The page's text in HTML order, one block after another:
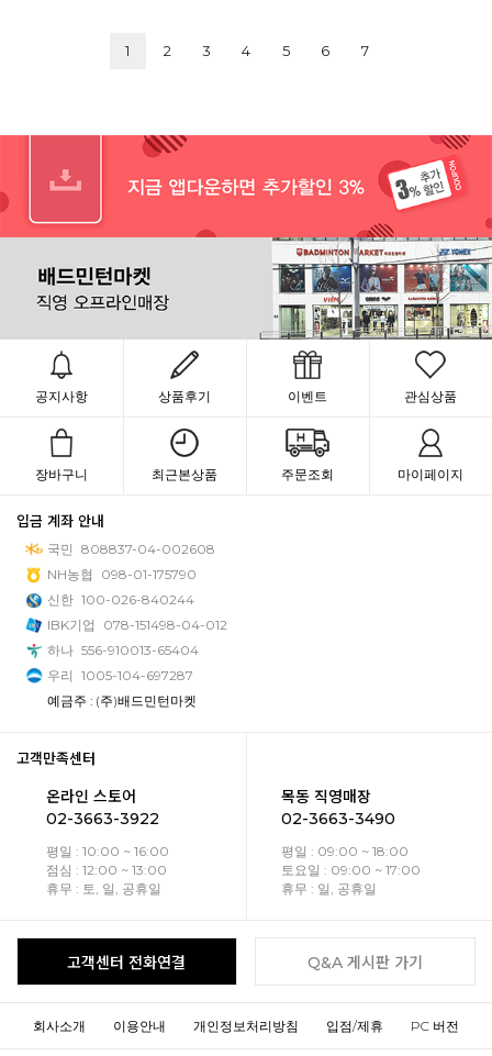
1 2 3 4 5 6 7
공지사항 상품후기 이벤트 관심상품
장바구니 최근본상품 주문조회 마이페이지
입금 계좌 안내
국민 808837-04-002608
NH농협
098-01-175790
신한 100-026-840244
IBK기업
078-151498-04-012
하나 556-910013-65404
우리 1005-104-697287
예금주 : (주)배드민턴마켓
고객만족센터
온라인 스토어
02-3663-3922
평일 : 10:00 ~ 16:00
점심 : 12:00 ~ 13:00
휴무 : 토, 일, 공휴일
목동 직영매장
02-3663-3490
평일 : 09:00 ~ 18:00
토요일 : 09:00 ~ 17:00
휴무 : 일, 공휴일
고객센터 전화연결 Q&A 게시판 가기
회사소개 이용안내 개인정보처리방침 입점/제휴 PC 버전